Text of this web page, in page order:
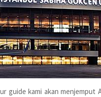
guide kami akan menjemput